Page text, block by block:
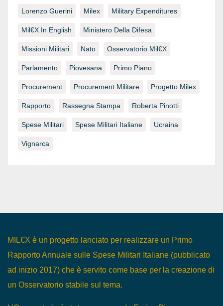
Lorenzo Guerini Milex Military Expenditures
Mil€x In English Ministero Della Difesa
Missioni Militari Nato Osservatorio Mil€x
Parlamento Piovesana Primo Piano
Procurement Procurement Militare Progetto Milex
Rapporto Rassegna Stampa Roberta Pinotti
Spese Militari Spese Militari Italiane Ucraina
Vignarca
MIL€X è un progetto lanciato per realizzare un Primo
Rapporto Annuale sulle Spese Militari Italiane (pubblicato
ad inizio 2017) che è servito come base per la creazione di
un Osservatorio stabile sul tema.